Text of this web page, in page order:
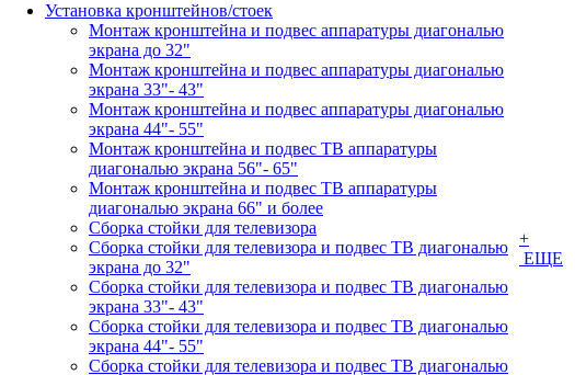
Установка кронштейнов/стоек
Монтаж кронштейна и подвес аппаратуры диагональю
экрана до 32"
Монтаж кронштейна и подвес аппаратуры диагональю
экрана 33"- 43"
Монтаж кронштейна и подвес аппаратуры диагональю
экрана 44"- 55"
Монтаж кронштейна и подвес ТВ аппаратуры
диагональю экрана 56"- 65"
Монтаж кронштейна и подвес ТВ аппаратуры
диагональю экрана 66" и более
Сборка стойки для телевизора
Сборка стойки для телевизора и подвес ТВ диагональю
экрана до 32"
Сборка стойки для телевизора и подвес ТВ диагональю
экрана 33"- 43"
Сборка стойки для телевизора и подвес ТВ диагональю
экрана 44"- 55"
Сборка стойки для телевизора и подвес ТВ диагональю
+
ЕЩЕ